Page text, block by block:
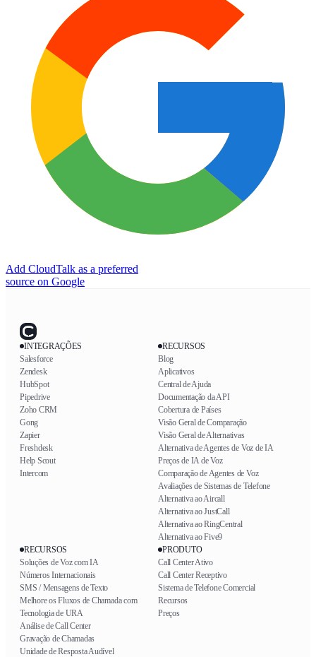
Add CloudTalk as a preferred
source on Google
INTEGRAÇÕES
Salesforce
Zendesk
HubSpot
Pipedrive
Zoho CRM
Gong
Zapier
Freshdesk
Help Scout
Intercom
RECURSOS
Blog
Aplicativos
Central de Ajuda
Documentação da API
Cobertura de Países
Visão Geral de Comparação
Visão Geral de Alternativas
Alternativa de Agentes de Voz de IA
Preços de IA de Voz
Comparação de Agentes de Voz
Avaliações de Sistemas de Telefone
Alternativa ao Aircall
Alternativa ao JustCall
Alternativa ao RingCentral
Alternativa ao Five9
RECURSOS
Soluções de Voz com IA
Números Internacionais
SMS / Mensagens de Texto
Melhore os Fluxos de Chamada com
Tecnologia de URA
Análise de Call Center
Gravação de Chamadas
Unidade de Resposta Audível
PRODUTO
Call Center Ativo
Call Center Receptivo
Sistema de Telefone Comercial
Recursos
Preços